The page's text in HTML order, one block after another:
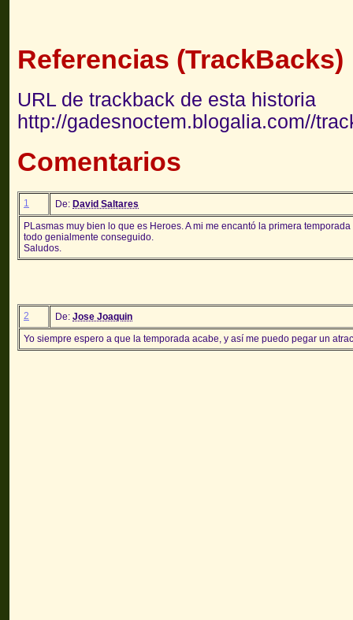
Referencias (TrackBacks)
URL de trackback de esta historia
http://gadesnoctem.blogalia.com//
Comentarios
1 De: David Saltares
PLasmas muy bien lo que es Heroes. A mi me encantó la primera
todo genialmente conseguido.
Saludos.
2 De: Jose Joaquin
Yo siempre espero a que la temporada acabe, y así me puedo pegar un